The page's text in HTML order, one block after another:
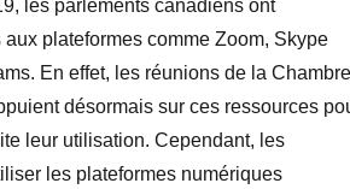
les parlements canadiens ont
plateformes comme Zoom, Skype
En effet, les réunions de la Chambre
désormais sur ces ressources
leur utilisation. Cependant, les
les plateformes numériques